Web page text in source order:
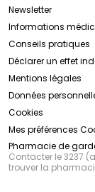
Newsletter
Informations
Conseils pratiques
Déclarer un effet
Mentions légales
Données
Cookies
Mes préférences
Pharmacie de
Contacter le 3237
trouver la